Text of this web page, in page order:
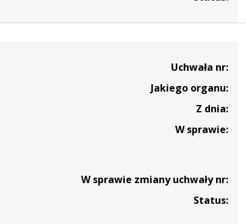
Uchwała nr:
Jakiego organu:
Z dnia:
W sprawie:
W sprawie zmiany uchwały nr:
Status: